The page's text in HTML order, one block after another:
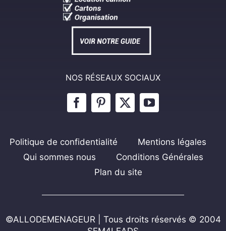
NOS RÉSEAUX SOCIAUX
Politique de confidentialité
Mentions légales
Qui sommes nous
Conditions Générales
Plan du site
©ALLODEMENAGEUR | Tous droits réservés © 2004